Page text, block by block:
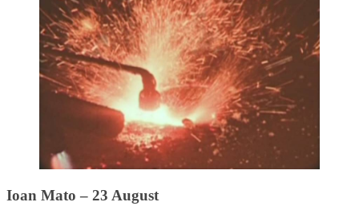
Ioan Mato – 23 August